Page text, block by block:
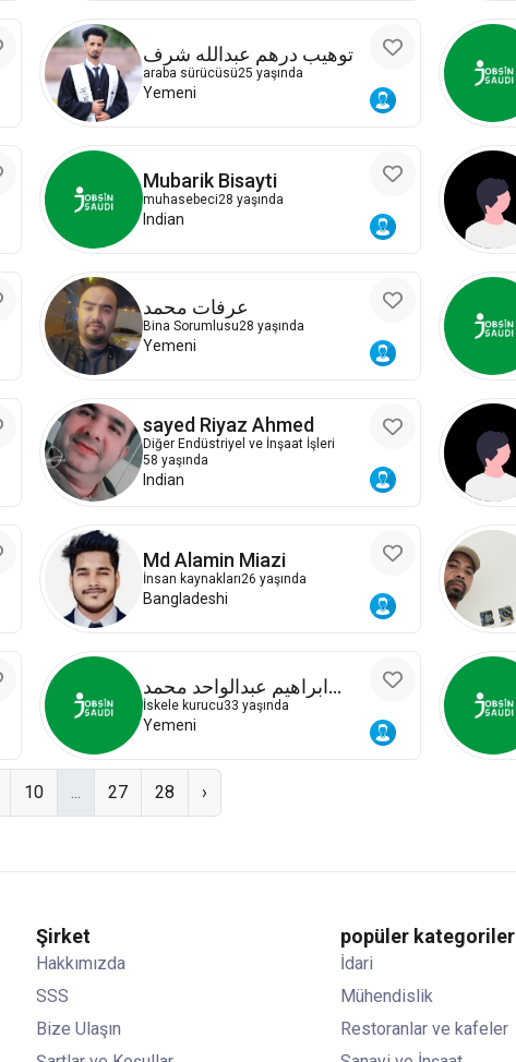
توهيب درهم عبدالله شرف
araba sürücüsü25 yaşında
Yemeni
Mubarik Bisayti
muhasebeci28 yaşında
Indian
عرفات محمد
Bina Sorumlusu28 yaşında
Yemeni
sayed Riyaz Ahmed
Diğer Endüstriyel ve İnşaat İşleri
58 yaşında
Indian
Md Alamin Miazi
İnsan kaynakları26 yaşında
Bangladeshi
ابراهيم عبدالواحد محمد
مسعود
İskele kurucu33 yaşında
Yemeni
10 ... 27 28 ›
Şirket
Hakkımızda
SSS
Bize Ulaşın
popüler kategoriler
İdari
Mühendislik
Restoranlar ve kafeler